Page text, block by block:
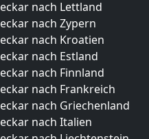
nach Lettland
nach Zypern
nach Kroatien
nach Estland
nach Finnland
nach Frankreich
nach Griechenland
nach Italien